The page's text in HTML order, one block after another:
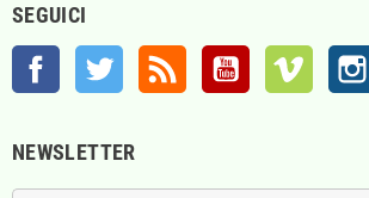
SEGUICI
Facebook Twitter Rss YouTube Vimeo
NEWSLETTER